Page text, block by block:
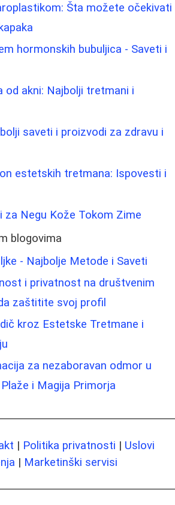
Šta možete očekivati
hormonskih bubuljica - Saveti i
od akni: Najbolji tretmani i
saveti i proizvodi za zdravu i
estetskih tretmana: Ispovesti i
za Negu Kože Tokom Zime
blogovima
- Najbolje Metode i Saveti
i privatnost na društvenim
zaštitite svoj profil
kroz Estetske Tretmane i
za nezaboravan odmor u
i Magija Primorja
| Politika privatnosti | Uslovi
| Marketinški servisi